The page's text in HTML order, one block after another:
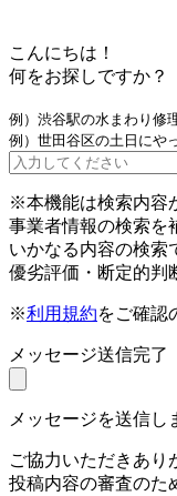
こんにちは！
何をお探しですか？
例）渋谷駅の水まわり修
例）世田谷区の土日にや
※本機能は検索内容
事業者情報の検索を
いかなる内容の検索
優劣評価・断定的判
※利用規約をご確認
メッセージ送信完了
メッセージを送信し
ご協力いただきあり
投稿内容の審査のた